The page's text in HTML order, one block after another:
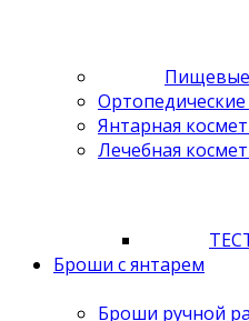
Пищевые
Ортопедические
Янтарная
Лечебная
Броши с янтарем
Броши ручной